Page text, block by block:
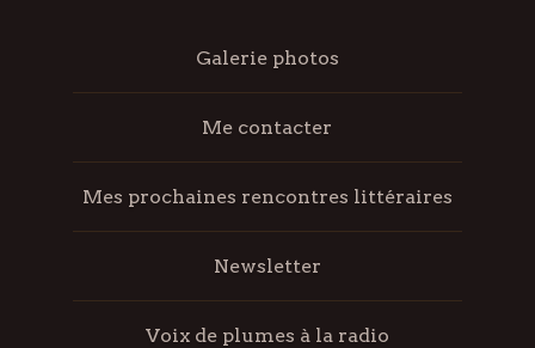
Galerie photos
Me contacter
Mes prochaines rencontres littéraires
Newsletter
Voix de plumes à la radio